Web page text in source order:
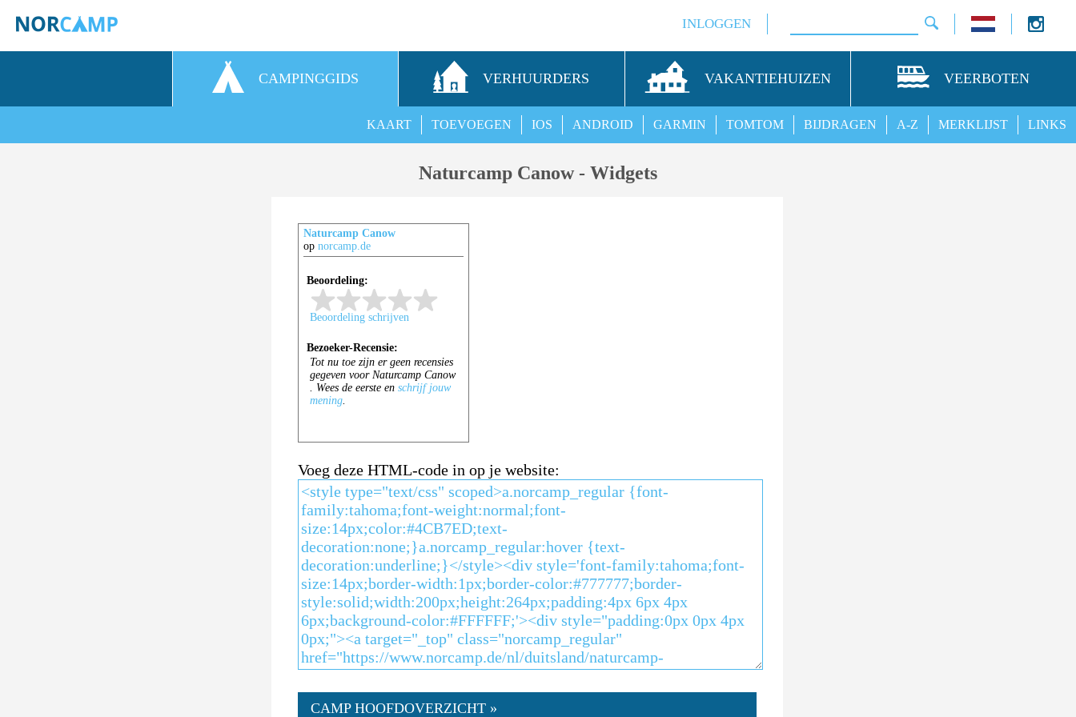
INLOGGEN
CAMPINGGIDS VERHUURDERS VAKANTIEHUIZEN VEERBOTEN
LINKS
MERKLIJST
A-Z
BIJDRAGEN
TOMTOM
GARMIN
ANDROID
IOS
TOEVOEGEN
KAART
Naturcamp Canow - Widgets
Naturcamp Canow
opnorcamp.de
Voeg deze HTML-code in op je website:
CAMP HOOFDOVERZICHT »